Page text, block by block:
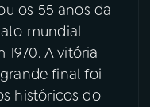
os 55 anos da
mundial
1970. A vitória
final foi
históricos do